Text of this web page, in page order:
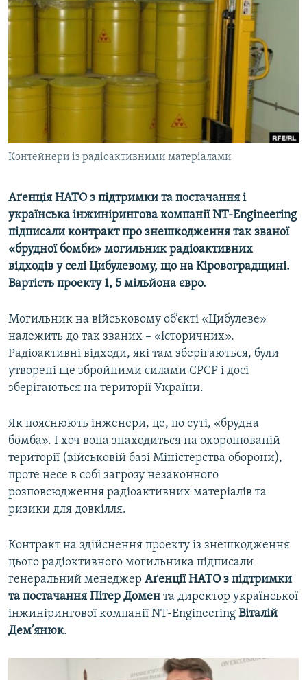
МУЛЬТИМЕДІА
СПЕЦПРОЄКТИ
ПОДКАСТИ
КРИМ РЕАЛІЇ
РУС
КТАТ
ДОЛУЧАЙСЯ!
Усі сайти RFE/RL
Контейнери із радіоактивними матеріалами
Аґенція НАТО з підтримки та постачання і
українська інжинірингова компанії NT-Engineering
підписали контракт про знешкодження так званої
«брудної бомби» могильник радіоактивних
відходів у селі Цибулевому, що на Кіровоградщині.
Вартість проекту 1, 5 мільйона євро.
Могильник на військовому об’єкті «Цибулеве»
належить до так званих – «історичних».
Радіоактивні відходи, які там зберігаються, були
утворені ще збройними силами СРСР і досі
зберігаються на території України. ​
Як пояснюють інженери, це, по суті, «брудна
бомба». І хоч вона знаходиться на охоронюваній
території (військовій базі Міністерства оборони),
проте несе в собі загрозу незаконного
розповсюдження радіоактивних матеріалів та
ризики для довкілля.
Контракт на здійснення проекту із знешкодження
цього радіоктивного могильника підписали
генеральний менеджер Аґенції НАТО з підтримки
та постачання Пітер Домен та директор української
інжинірингової компанії NT-Engineering Віталій
Дем’янюк.